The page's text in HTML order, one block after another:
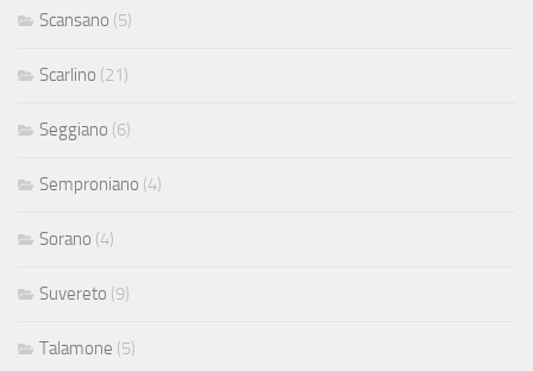
Scansano (5)
Scarlino (21)
Seggiano (6)
Semproniano (4)
Sorano (4)
Suvereto (9)
Talamone (5)